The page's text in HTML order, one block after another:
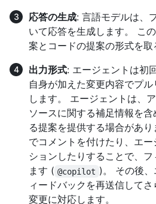
応答の生成: 言語モデルは、
いて応答を生成します。 こ
案とコードの提案の形式を取
出力形式: エージェントは初
自身が加えた変更内容でプ
します。 エージェントは、
ソースに関する補足情報を
る提案を提供する場合があ
でコメントを付けたり、エ
ションしたりすることで、
ます ( @copilot )。 その後
ィードバックを再送信して
変更に対応します。